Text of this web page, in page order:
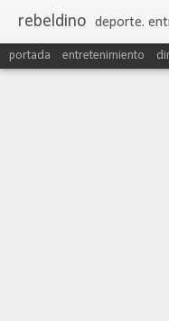
rebeldino deporte.
portada entretenimiento